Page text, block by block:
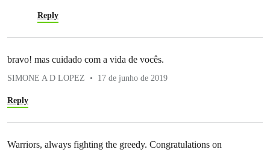
Reply
bravo! mas cuidado com a vida de vocês.
SIMONE A D LOPEZ 17 de junho de 2019
Reply
Warriors, always fighting the greedy. Congratulations on